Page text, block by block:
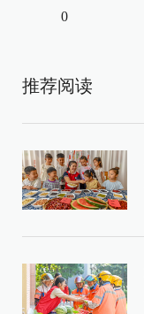
0
推荐阅读